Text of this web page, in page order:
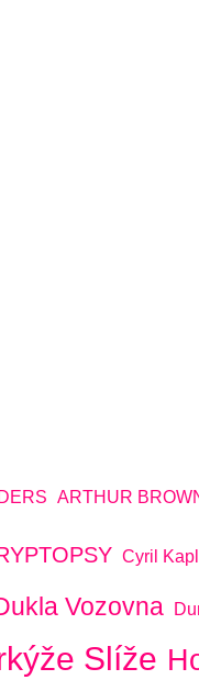
ARTHUR
Cyril
Vozovna
Slíže